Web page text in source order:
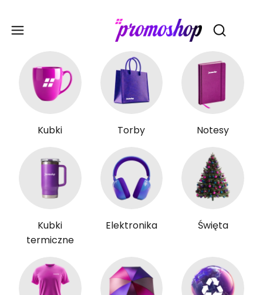
Otwórz
Kubki Torby Notesy
Kubki
termiczne
Elektronika Święta